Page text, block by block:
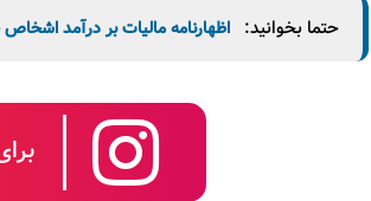
حتما بخوانید: اظهارنامه مالیات بر درآمد